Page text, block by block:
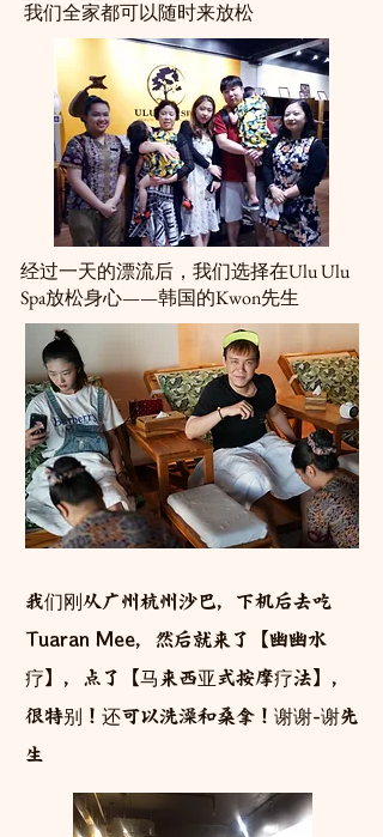
我们全家都可以随时来放松
经过一天的漂流后，我们选择在Ulu Ulu
Spa放松身心——韩国的Kwon先生
我们刚从广州杭州沙巴，下机后去吃
Tuaran Mee，然后就来了【幽幽水
疗】，点了【马来西亚式按摩疗法】，
很特别！还可以洗澡和桑拿！谢谢-谢先
生